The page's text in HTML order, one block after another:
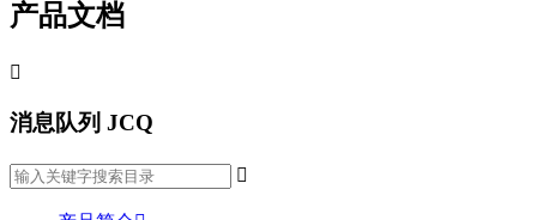
产品文档

消息队列 JCQ
